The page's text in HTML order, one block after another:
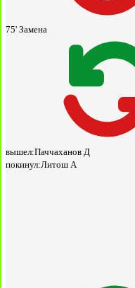
75' Замена
вышел:Паччаханов Д
покинул:Литош А